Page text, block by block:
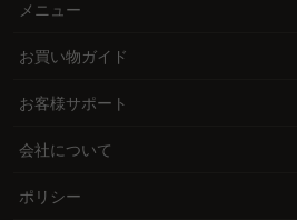
は、限られた空間でも効率的に使える
す。
ん。例えば、ヘッドボードに棚とコン
スマートフォンの充電やお気に入りの
きり片付けて、部屋全体がもっとスッ
性の両方で、日常をもっと快適に。
高品質だから叶う、長く寄り添う安心感
メニュー
お買い物ガイド
お客様サポート
会社について
ポリシー